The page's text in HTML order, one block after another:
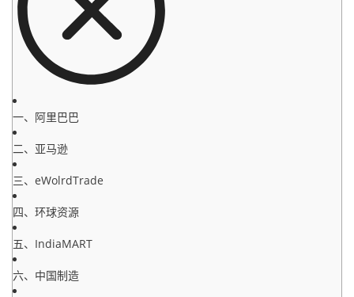
一、阿里巴巴
二、亚马逊
三、eWolrdTrade
四、环球资源
五、IndiaMART
六、中国制造